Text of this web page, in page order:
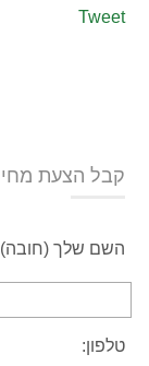
Tweet
קבל הצעת
השם שלך (חובה)
טלפון: